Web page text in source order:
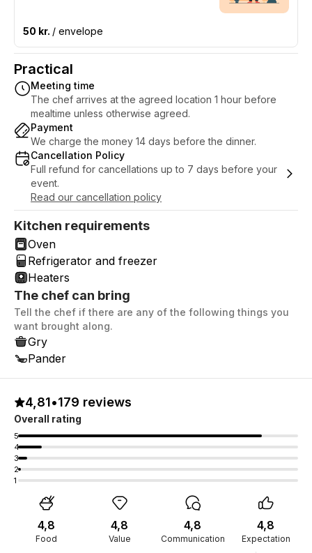
50 kr. / envelope
Practical
Meeting time
The chef arrives at the agreed location 1 hour before
mealtime unless otherwise agreed.
Payment
We charge the money 14 days before the dinner.
Cancellation Policy
Full refund for cancellations up to 7 days before your
event.
Read our cancellation policy
Kitchen requirements
Oven
Refrigerator and freezer
Heaters
The chef can bring
Tell the chef if there are any of the following things you
want brought along.
Gry
Pander
4,81•179 reviews
Overall rating
5
4
3
2
1
Food
4,8
Value
4,8
Communication
4,8
Expectation
4,8